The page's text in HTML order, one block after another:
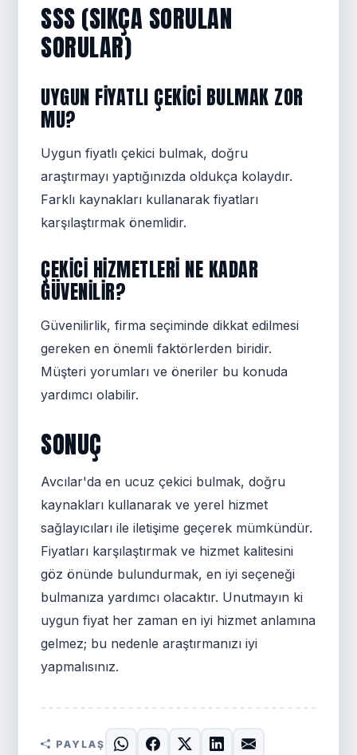
SSS (SIKÇA SORULAN
SORULAR)
UYGUN FIYATLI ÇEKICI BULMAK ZOR
MU?
Uygun fiyatlı çekici bulmak, doğru
araştırmayı yaptığınızda oldukça kolaydır.
Farklı kaynakları kullanarak fiyatları
karşılaştırmak önemlidir.
ÇEKICI HIZMETLERI NE KADAR
GÜVENILIR?
Güvenilirlik, firma seçiminde dikkat edilmesi
gereken en önemli faktörlerden biridir.
Müşteri yorumları ve öneriler bu konuda
yardımcı olabilir.
SONUÇ
Avcılar'da en ucuz çekici bulmak, doğru
kaynakları kullanarak ve yerel hizmet
sağlayıcıları ile iletişime geçerek mümkündür.
Fiyatları karşılaştırmak ve hizmet kalitesini
göz önünde bulundurmak, en iyi seçeneği
bulmanıza yardımcı olacaktır. Unutmayın ki
uygun fiyat her zaman en iyi hizmet anlamına
gelmez; bu nedenle araştırmanızı iyi
yapmalısınız.
PAYLAŞ